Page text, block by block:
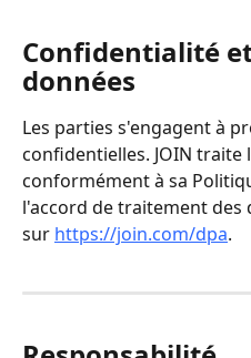
Confidentialité
données
Les parties s'engagent à
confidentielles. JOIN traite
conformément à sa
l'accord de traitement des
sur https://join.com/dpa.